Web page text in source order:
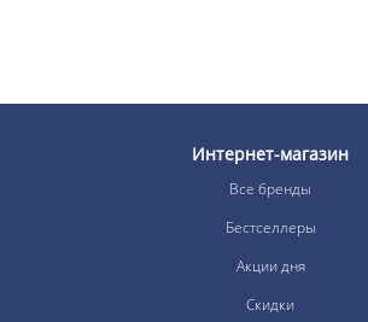
Интернет-магазин
Все бренды
Бестселлеры
Акции дня
Скидки